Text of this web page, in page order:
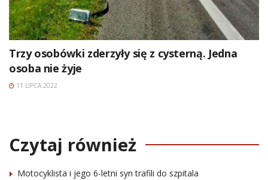
Trzy osobówki zderzyły się z cysterną. Jedna
osoba nie żyje
11 LIPCA 2022
Czytaj również
Motocyklista i jego 6-letni syn trafili do szpitala